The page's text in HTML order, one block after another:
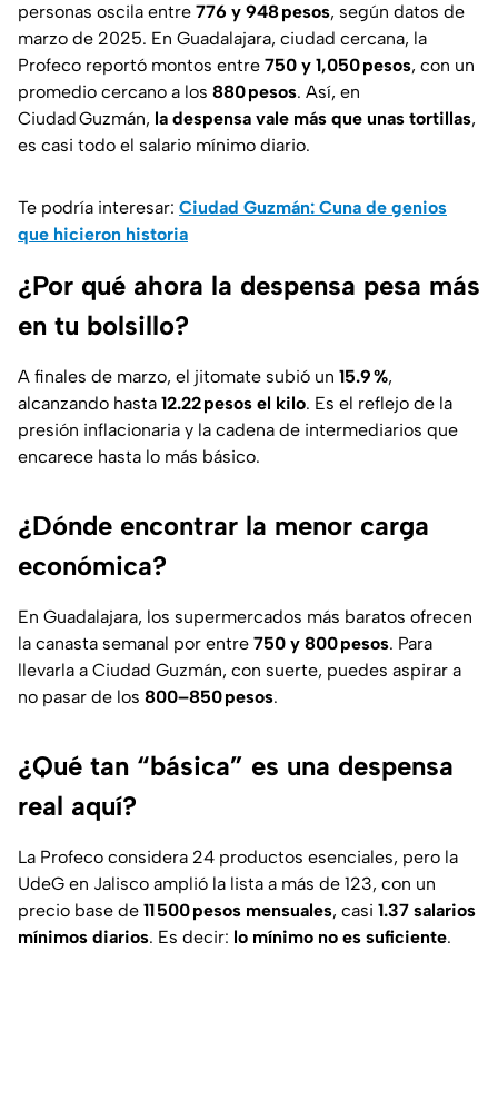
personas oscila entre 776 y 948 pesos, según datos de
marzo de 2025. En Guadalajara, ciudad cercana, la
Profeco reportó montos entre 750 y 1,050 pesos, con un
promedio cercano a los 880 pesos. Así, en
Ciudad Guzmán, la despensa vale más que unas tortillas,
es casi todo el salario mínimo diario.
Te podría interesar: Ciudad Guzmán: Cuna de genios
que hicieron historia
¿Por qué ahora la despensa pesa más
en tu bolsillo?
A finales de marzo, el jitomate subió un 15.9 %,
alcanzando hasta 12.22 pesos el kilo. Es el reflejo de la
presión inflacionaria y la cadena de intermediarios que
encarece hasta lo más básico.
¿Dónde encontrar la menor carga
económica?
En Guadalajara, los supermercados más baratos ofrecen
la canasta semanal por entre 750 y 800 pesos. Para
llevarla a Ciudad Guzmán, con suerte, puedes aspirar a
no pasar de los 800–850 pesos.
¿Qué tan “básica” es una despensa
real aquí?
La Profeco considera 24 productos esenciales, pero la
UdeG en Jalisco amplió la lista a más de 123, con un
precio base de 11 500 pesos mensuales, casi 1.37 salarios
mínimos diarios. Es decir: lo mínimo no es suficiente.